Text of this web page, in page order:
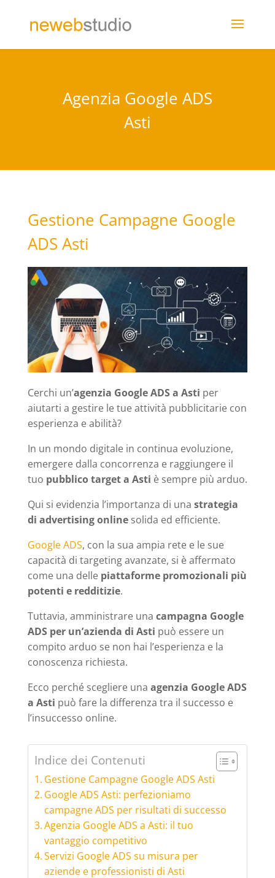
Agenzia Google ADS
Asti
Gestione Campagne Google
ADS Asti
Cerchi un’agenzia Google ADS a Asti per
aiutarti a gestire le tue attività pubblicitarie con
esperienza e abilità?
In un mondo digitale in continua evoluzione,
emergere dalla concorrenza e raggiungere il
tuo pubblico target a Asti è sempre più arduo.
Qui si evidenzia l’importanza di una strategia
di advertising onlinesolida ed efficiente.
Google ADS, con la sua ampia rete e le sue
capacità di targeting avanzate, si è affermato
come una delle piattaforme promozionali più
potenti e redditizie.
Tuttavia, amministrare una campagna Google
ADS per un’azienda di Asti può essere un
compito arduo se non hai l’esperienza e la
conoscenza richiesta.
Ecco perché scegliere una agenzia Google ADS
a Asti può fare la differenza tra il successo e
l’insuccesso online.
Indice dei Contenuti
Gestione Campagne Google ADS Asti
Google ADS Asti: perfezioniamo
campagne ADS per risultati di successo
Agenzia Google ADS a Asti: il tuo
vantaggio competitivo
Servizi Google ADS su misura per
aziende e professionisti di Asti